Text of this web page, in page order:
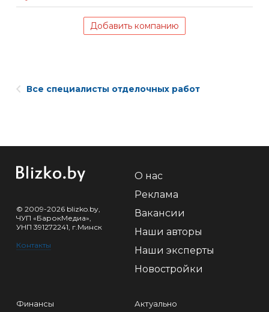
Добавить компанию
Все специалисты отделочных работ
© 2009-2026 blizko.by,
ЧУП «БарокМедиа»,
УНП 391272241, г.Минск
Контакты
О нас
Реклама
Вакансии
Наши авторы
Наши эксперты
Новостройки
Финансы Актуально